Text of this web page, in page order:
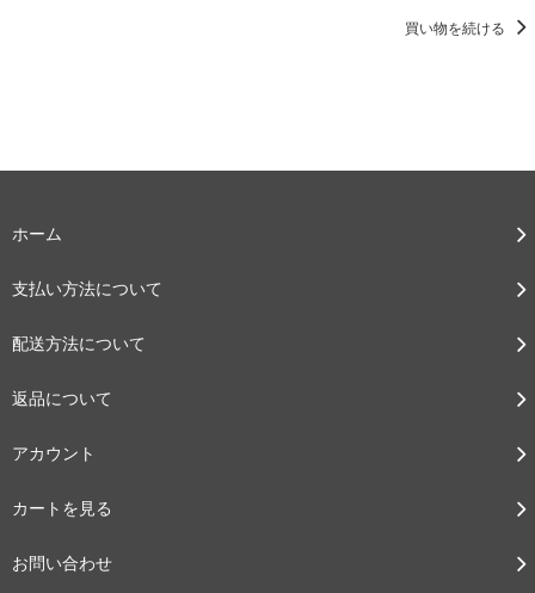
買い物を続ける
ホーム
支払い方法について
配送方法について
返品について
アカウント
カートを見る
お問い合わせ